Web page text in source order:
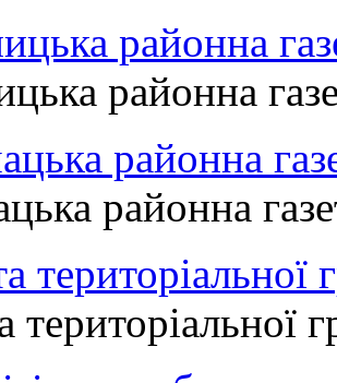
районна
районна
районна
районна